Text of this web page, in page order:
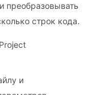
преобразовывать
строк кода.
и